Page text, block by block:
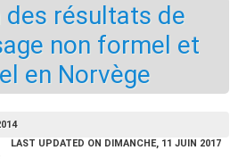
des résultats de
non formel et
en Norvège
LAST UPDATED ON DIMANCHE, 11 JUIN 2017